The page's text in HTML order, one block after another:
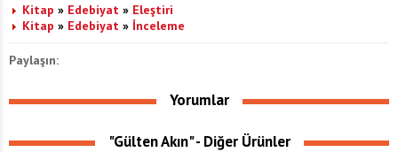
Kitap » Edebiyat » Eleştiri
Kitap » Edebiyat » İnceleme
Paylaşın:
Yorumlar
"Gülten Akın" - Diğer Ürünler